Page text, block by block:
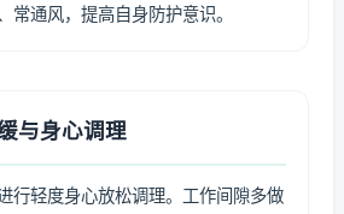
常通风，提高自身防护意识。
与身心调理
行轻度身心放松调理。工作间隙多做